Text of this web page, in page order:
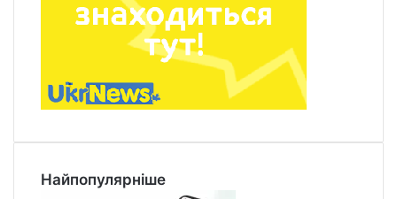
Найпопулярніше